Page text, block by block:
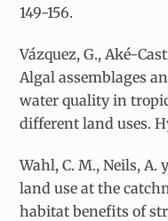
149-156.
Vázquez, G., Aké-
Algal assemblages
water quality in
different land uses.
Wahl, C. M., Neils, A.
land use at the
habitat benefits of